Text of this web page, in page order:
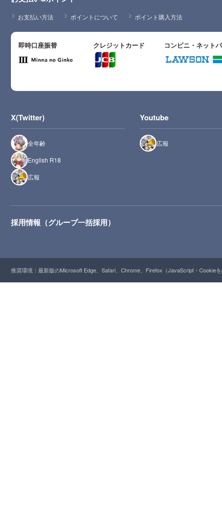
お支払い方法 ポイントについて ポイント購入方法
即時口座振替 クレジットカード コンビニ・ネット
X(Twitter)
全年齢
English R18
広報
Youtube
広報
採用情報（グループ一括採用）
推奨環境：最新版のMicrosoft Edge、Safari、Chrome、Firefox（JavaScript・Cookie